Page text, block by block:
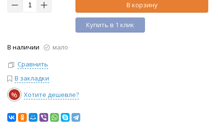
В корзину
Купить в 1 клик
В наличии
мало
Сравнить
В закладки
% Хотите дешевле?